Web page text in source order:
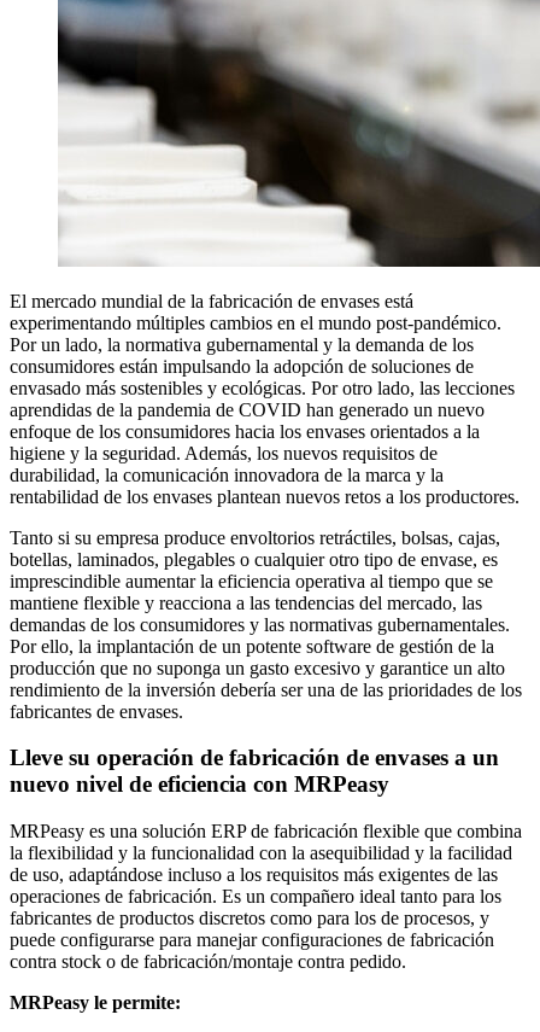
El mercado mundial de la fabricación de envases está
experimentando múltiples cambios en el mundo post-pandémico.
Por un lado, la normativa gubernamental y la demanda de los
consumidores están impulsando la adopción de soluciones de
envasado más sostenibles y ecológicas. Por otro lado, las lecciones
aprendidas de la pandemia de COVID han generado un nuevo
enfoque de los consumidores hacia los envases orientados a la
higiene y la seguridad. Además, los nuevos requisitos de
durabilidad, la comunicación innovadora de la marca y la
rentabilidad de los envases plantean nuevos retos a los productores.
Tanto si su empresa produce envoltorios retráctiles, bolsas, cajas,
botellas, laminados, plegables o cualquier otro tipo de envase, es
imprescindible aumentar la eficiencia operativa al tiempo que se
mantiene flexible y reacciona a las tendencias del mercado, las
demandas de los consumidores y las normativas gubernamentales.
Por ello, la implantación de un potente software de gestión de la
producción que no suponga un gasto excesivo y garantice un alto
rendimiento de la inversión debería ser una de las prioridades de los
fabricantes de envases.
Lleve su operación de fabricación de envases a un
nuevo nivel de eficiencia con MRPeasy
MRPeasy es una solución ERP de fabricación flexible que combina
la flexibilidad y la funcionalidad con la asequibilidad y la facilidad
de uso, adaptándose incluso a los requisitos más exigentes de las
operaciones de fabricación. Es un compañero ideal tanto para los
fabricantes de productos discretos como para los de procesos, y
puede configurarse para manejar configuraciones de fabricación
contra stock o de fabricación/montaje contra pedido.
MRPeasy le permite: